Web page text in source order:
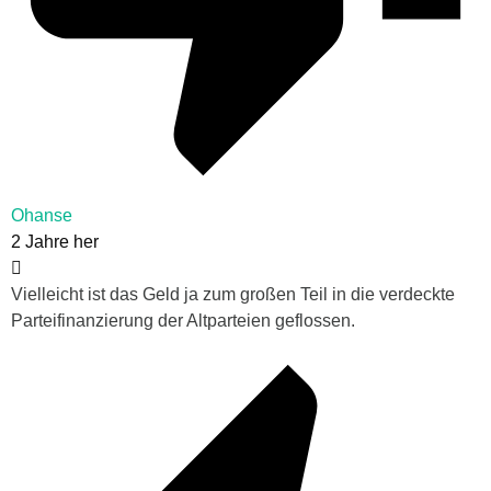
Ohanse
2 Jahre her
Vielleicht ist das Geld ja zum großen Teil in die verdeckte
Parteifinanzierung der Altparteien geflossen.